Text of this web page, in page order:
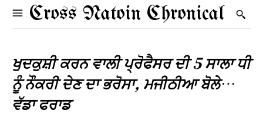
Cross Natoin Chronical
ਖੁਦਕੁਸ਼ੀ ਕਰਨ ਵਾਲੀ ਪ੍ਰੋਫੈਸਰ ਦੀ 5 ਸਾਲਾ ਧੀ
ਨੂੰ ਨੌਕਰੀ ਦੇਣ ਦਾ ਭਰੋਸਾ, ਮਜੀਠੀਆ ਬੋਲੇ…
ਵੱਡਾ ਫਰਾਡ